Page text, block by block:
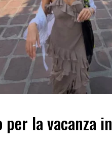
la vacanza in